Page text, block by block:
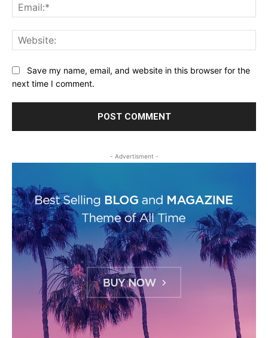
Save my name, email, and website in this browser for the
next time I comment.
- Advertisment -